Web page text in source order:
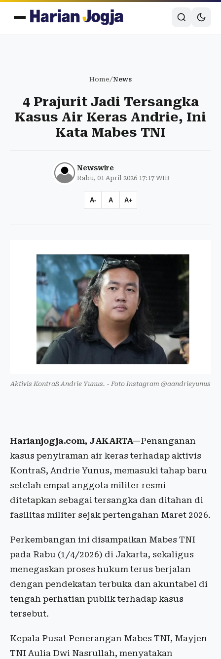
Home/News
4 Prajurit Jadi Tersangka
Kasus Air Keras Andrie, Ini
Kata Mabes TNI
Newswire
Rabu, 01 April 2026 17:17 WIB
A- A A+
Aktivis KontraS Andrie Yunus. - Foto Instagram @aandrieyunus
Harianjogja.com, JAKARTA—Penanganan
kasus penyiraman air keras terhadap aktivis
KontraS, Andrie Yunus, memasuki tahap baru
setelah empat anggota militer resmi
ditetapkan sebagai tersangka dan ditahan di
fasilitas militer sejak pertengahan Maret 2026.
Perkembangan ini disampaikan Mabes TNI
pada Rabu (1/4/2026) di Jakarta, sekaligus
menegaskan proses hukum terus berjalan
dengan pendekatan terbuka dan akuntabel di
tengah perhatian publik terhadap kasus
tersebut.
Kepala Pusat Penerangan Mabes TNI, Mayjen
TNI Aulia Dwi Nasrullah, menyatakan